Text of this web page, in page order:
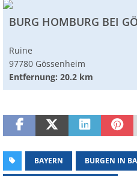
BURG HOMBURG BEI
Ruine
97780 Gössenheim
Entfernung: 20.2 km
BAYERN BURGEN IN